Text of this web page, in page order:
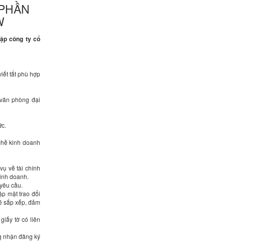
công ty cổ
tắt phù hợp
phòng đại
kinh doanh
về tài chính
doanh.
cầu.
mặt trao đổi
sắp xếp, đảm
tờ có liên
nhận đăng ký